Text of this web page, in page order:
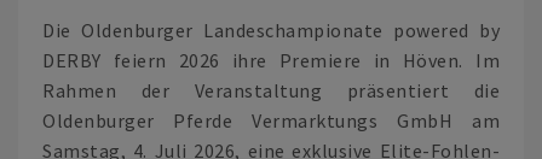
Die Oldenburger Landeschampionate powered by
DERBY feiern 2026 ihre Premiere in Höven. Im
Rahmen der Veranstaltung präsentiert die
Oldenburger Pferde Vermarktungs GmbH am
Samstag, 4. Juli 2026, eine exklusive Elite-Fohlen-